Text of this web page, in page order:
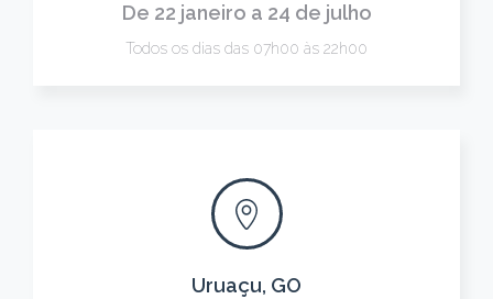
De 22 janeiro a 24 de julho
Todos os dias das 07h00 às 22h00
Uruaçu, GO